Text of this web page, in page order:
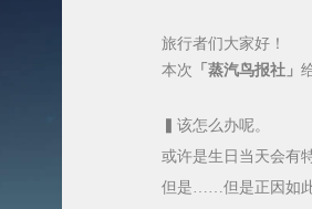
旅行者们大家好！
本次 「蒸汽鸟报社」
▍该怎么办呢。
或许是生日当天会有
但是……但是正因如